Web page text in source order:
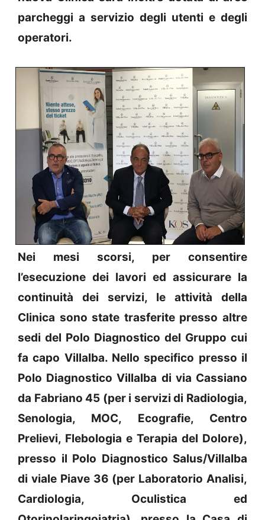
parcheggi a servizio degli utenti e degli
operatori.
Nei mesi scorsi, per consentire
l’esecuzione dei lavori ed assicurare la
continuità dei servizi, le attività della
Clinica sono state trasferite presso altre
sedi del Polo Diagnostico del Gruppo cui
fa capo Villalba. Nello specifico presso il
Polo Diagnostico Villalba di via Cassiano
da Fabriano 45 (per i servizi di Radiologia,
Senologia, MOC, Ecografie, Centro
Prelievi, Flebologia e Terapia del Dolore),
presso il Polo Diagnostico Salus/Villalba
di viale Piave 36 (per Laboratorio Analisi,
Cardiologia, Oculistica ed